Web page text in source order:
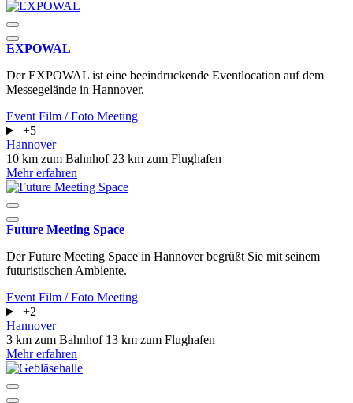
EXPOWAL
Der EXPOWAL ist eine beeindruckende Eventlocation auf dem
Messegelände in Hannover.
Event Film / Foto Meeting
+5
Hannover
10 km zum Bahnhof 23 km zum Flughafen
Mehr erfahren
Future Meeting Space
Der Future Meeting Space in Hannover begrüßt Sie mit seinem
futuristischen Ambiente.
Event Film / Foto Meeting
+2
Hannover
3 km zum Bahnhof 13 km zum Flughafen
Mehr erfahren